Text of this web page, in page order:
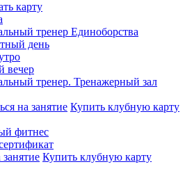
карту
тренер Единоборства
день
вечер
тренер. Тренажерный зал
на занятие Купить клубную карту
фитнес
занятие Купить клубную карту